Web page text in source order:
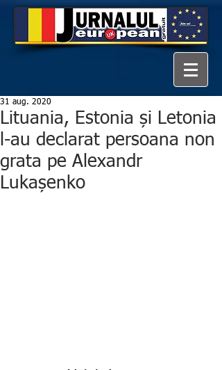
Lituania, Estonia și Letonia
l-au declarat persoana non
grata pe Alexandr
Lukașenko
31 aug. 2020